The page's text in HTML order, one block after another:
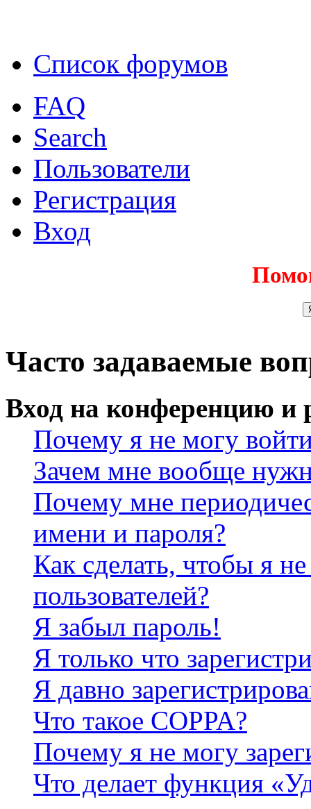
Список форумов
FAQ
Search
Пользователи
Регистрация
Вход
Часто задаваемые
Вход на конференцию и
Почему я не могу
Зачем мне вообще
Почему мне
имени и пароля?
Как сделать, чтобы я
пользователей?
Я забыл пароль!
Я только что
Я давно
Что такое COPPA?
Почему я не могу
Что делает функция